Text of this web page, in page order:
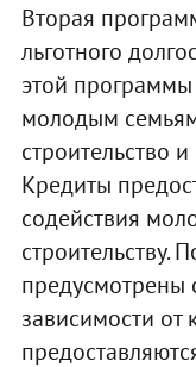
Вторая
льготного
этой
молодым
строительство
Кредиты
содействия
строительству.
предусмотрены
зависимости от